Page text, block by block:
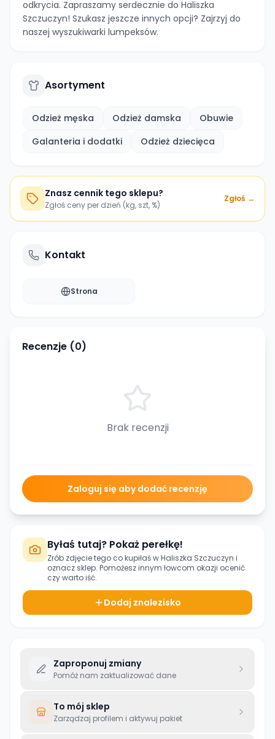
odkrycia. Zapraszamy serdecznie do Haliszka
Szczuczyn! Szukasz jeszcze innych opcji? Zajrzyj do
naszej wyszukiwarki lumpeksów.
Asortyment
Odzież męska Odzież damska
Obuwie
Galanteria i dodatki
Odzież dziecięca
Znasz cennik tego sklepu?
Zgłoś ceny per dzień (kg, szt, %)
Zgłoś →
Kontakt
Strona
Recenzje (0)
Brak recenzji
Zaloguj się aby dodać recenzję
Byłaś tutaj? Pokaż perełkę!
Zrób zdjęcie tego co kupiłaś wHaliszka Szczuczyn i
oznacz sklep. Pomożesz innym łowcom okazji ocenić
czy warto iść.
Dodaj znalezisko
Zaproponuj zmiany
Pomóż nam zaktualizować dane
To mój sklep
Zarządzaj profilem i aktywuj pakiet